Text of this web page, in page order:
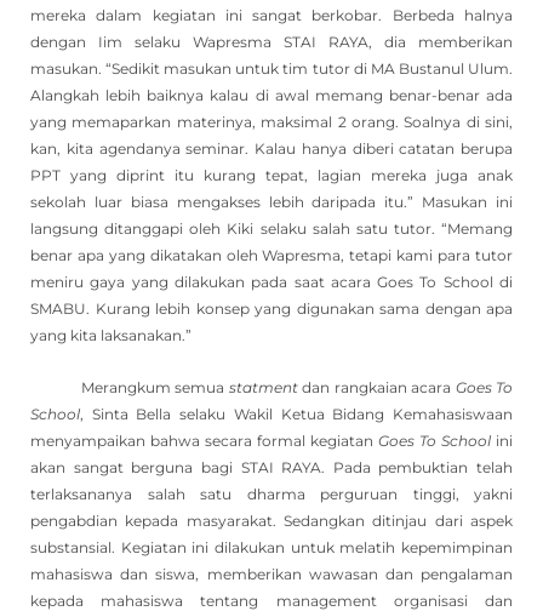
mereka dalam kegiatan ini sangat berkobar. Berbeda halnya
dengan Iim selaku Wapresma STAI RAYA, dia memberikan
masukan. “Sedikit masukan untuk tim tutor di MA Bustanul Ulum.
Alangkah lebih baiknya kalau di awal memang benar-benar ada
yang memaparkan materinya, maksimal 2 orang. Soalnya di sini,
kan, kita agendanya seminar. Kalau hanya diberi catatan berupa
PPT yang diprint itu kurang tepat, lagian mereka juga anak
sekolah luar biasa mengakses lebih daripada itu.” Masukan ini
langsung ditanggapi oleh Kiki selaku salah satu tutor. “Memang
benar apa yang dikatakan oleh Wapresma, tetapi kami para tutor
meniru gaya yang dilakukan pada saat acara Goes To School di
SMABU. Kurang lebih konsep yang digunakan sama dengan apa
yang kita laksanakan.”
Merangkum semua statmentdan rangkaian acara Goes To
School, Sinta Bella selaku Wakil Ketua Bidang Kemahasiswaan
menyampaikan bahwa secara formal kegiatan Goes To School ini
akan sangat berguna bagi STAI RAYA. Pada pembuktian telah
terlaksananya salah satu dharma perguruan tinggi, yakni
pengabdian kepada masyarakat. Sedangkan ditinjau dari aspek
substansial. Kegiatan ini dilakukan untuk melatih kepemimpinan
mahasiswa dan siswa, memberikan wawasan dan pengalaman
kepada mahasiswa tentang management organisasi dan